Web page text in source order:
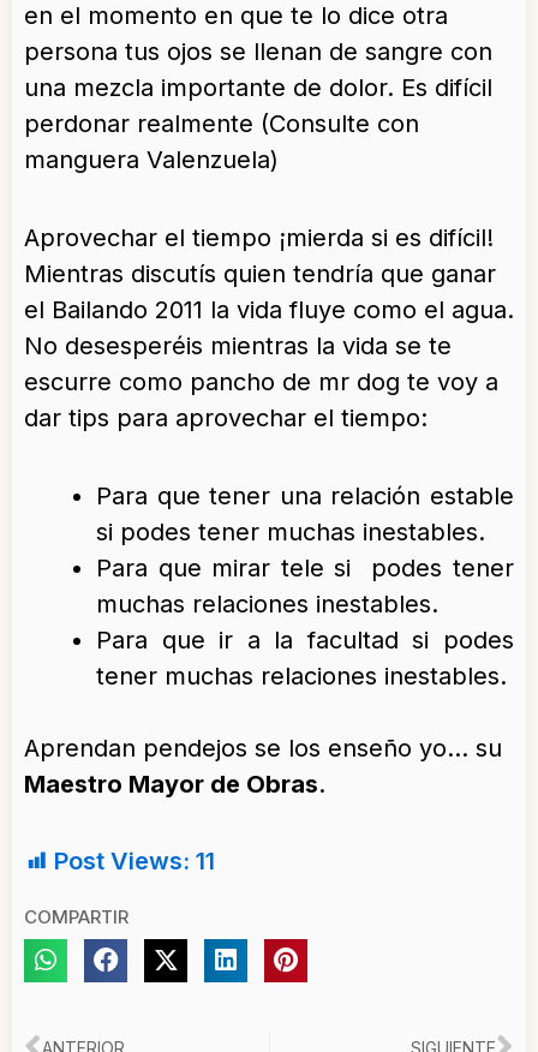
en el momento en que te lo dice otra
persona tus ojos se llenan de sangre con
una mezcla importante de dolor. Es difícil
perdonar realmente (Consulte con
manguera Valenzuela)
Aprovechar el tiempo ¡mierda si es difícil!
Mientras discutís quien tendría que ganar
el Bailando 2011 la vida fluye como el agua.
No desesperéis mientras la vida se te
escurre como pancho de mr dog te voy a
dar tips para aprovechar el tiempo:
Para que tener una relación estable
si podes tener muchas inestables.
Para que mirar tele si podes tener
muchas relaciones inestables.
Para que ir a la facultad si podes
tener muchas relaciones inestables.
Aprendan pendejos se los enseño yo… su
Maestro Mayor de Obras.
Post Views: 11
COMPARTIR
ANTERIOR SIGUIENTE